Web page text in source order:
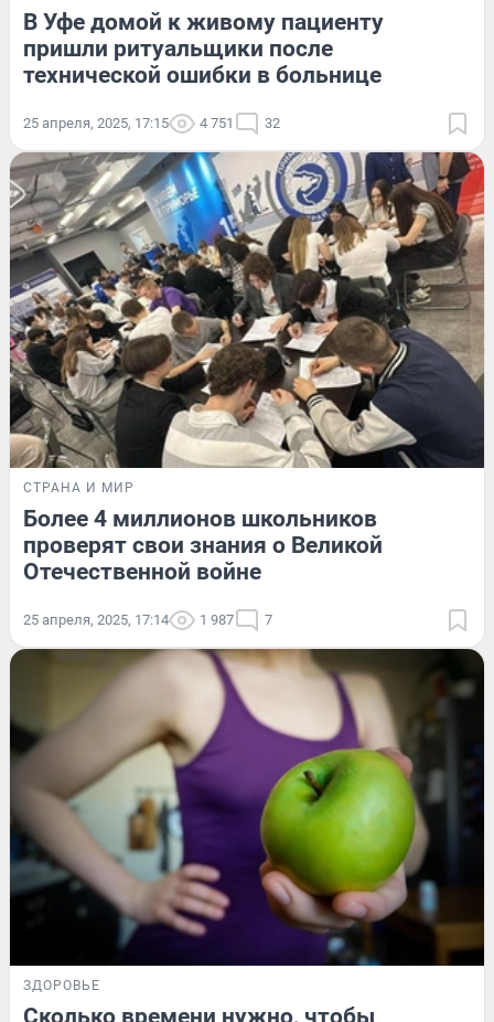
В Уфе домой к живому пациенту
пришли ритуальщики после
технической ошибки в больнице
25 апреля, 2025, 17:15 4 751 32
СТРАНА И МИР
Более 4 миллионов школьников
проверят свои знания о Великой
Отечественной войне
25 апреля, 2025, 17:14 1 987 7
ЗДОРОВЬЕ
Сколько времени нужно, чтобы